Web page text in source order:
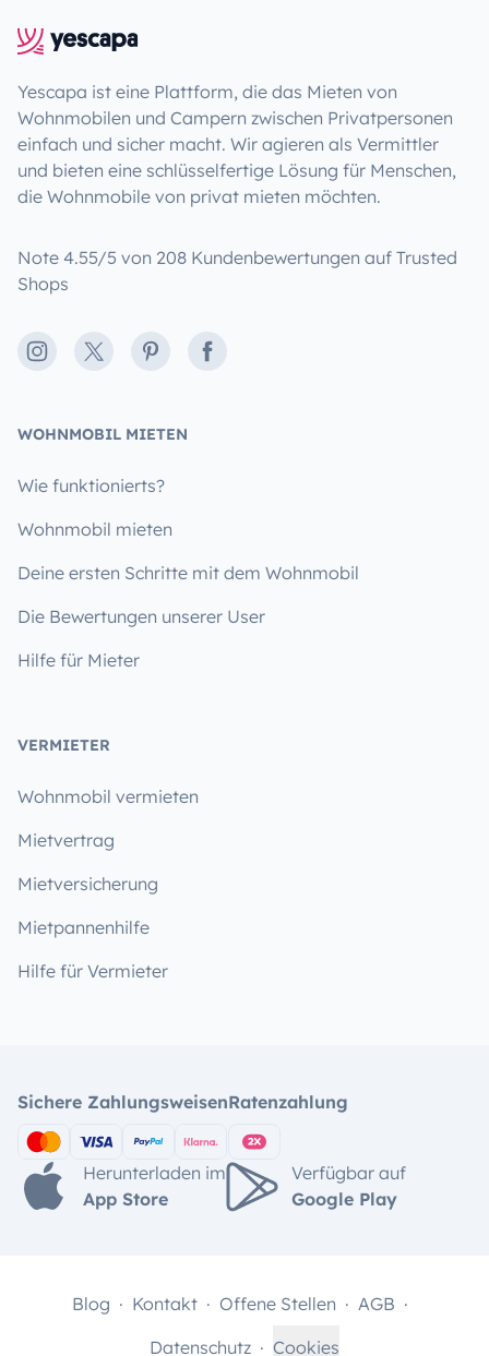
Yescapa ist eine Plattform, die das Mieten von
Wohnmobilen und Campern zwischen Privatpersonen
einfach und sicher macht. Wir agieren als Vermittler
und bieten eine schlüsselfertige Lösung für Menschen,
die Wohnmobile von privat mieten möchten.
Note 4.55/5 von 208 Kundenbewertungen auf Trusted
Shops
Instagram
X PinterestFacebook
WOHNMOBIL MIETEN
Wie funktionierts?
Wohnmobil mieten
Deine ersten Schritte mit dem Wohnmobil
Die Bewertungen unserer User
Hilfe für Mieter
VERMIETER
Wohnmobil vermieten
Mietvertrag
Mietversicherung
Mietpannenhilfe
Hilfe für Vermieter
Sichere ZahlungsweisenRatenzahlung
Herunterladen im
App Store
Verfügbar auf
Google Play
Blog Kontakt Offene Stellen
AGB
Datenschutz
Cookies